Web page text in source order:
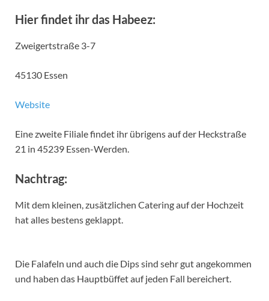
Hier findet ihr das Habeez:
Zweigertstraße 3-7
45130 Essen
Website
Eine zweite Filiale findet ihr übrigens auf der Heckstraße
21 in 45239 Essen-Werden.
Nachtrag:
Mit dem kleinen, zusätzlichen Catering auf der Hochzeit
hat alles bestens geklappt.
Die Falafeln und auch die Dips sind sehr gut angekommen
und haben das Hauptbüffet auf jeden Fall bereichert.